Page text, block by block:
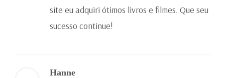
site eu adquiri ótimos livros e filmes. Que seu
sucesso continue!
Hanne